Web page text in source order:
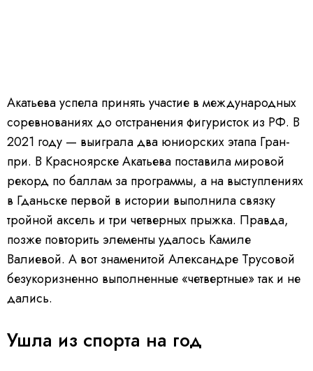
Акатьева успела принять участие в международных
соревнованиях до отстранения фигуристок из РФ. В
2021 году — выиграла два юниорских этапа Гран-
при. В Красноярске Акатьева поставила мировой
рекорд по баллам за программы, а на выступлениях
в Гданьске первой в истории выполнила связку
тройной аксель и три четверных прыжка. Правда,
позже повторить элементы удалось Камиле
Валиевой. А вот знаменитой Александре Трусовой
безукоризненно выполненные «четвертные» так и не
дались.
Ушла из спорта на год